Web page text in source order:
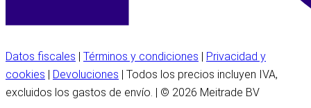
Datos fiscales Términos y condiciones
Privacidad y
cookies
Devoluciones | Todos los precios incluyen IVA,
excluidos los gastos de envío. | © 2026 Meitrade BV